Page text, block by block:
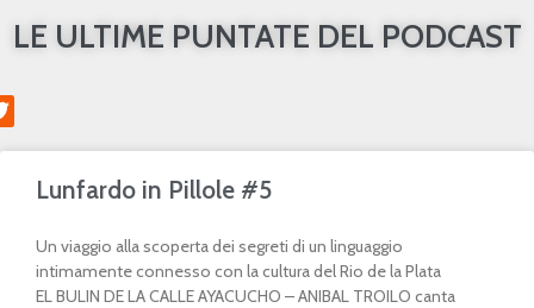
LE ULTIME PUNTATE DEL PODCAST
Lunfardo in Pillole #5
Un viaggio alla scoperta dei segreti di un linguaggio
intimamente connesso con la cultura del Rio de la Plata
EL BULIN DE LA CALLE AYACUCHO – ANIBAL TROILO canta